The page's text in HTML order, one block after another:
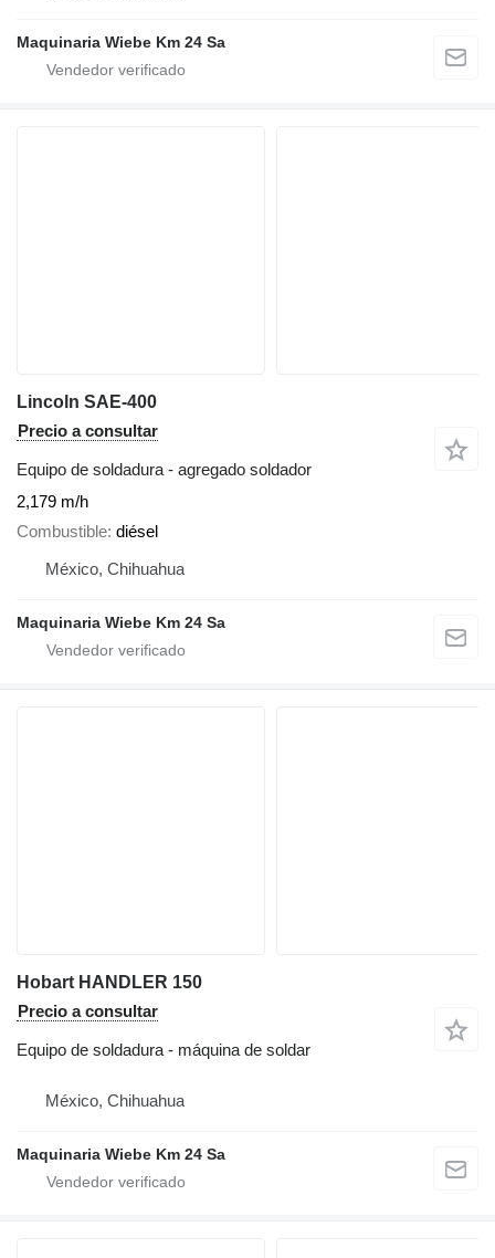
Maquinaria Wiebe Km 24 Sa
Lincoln SAE-400
Precio a consultar
Equipo de soldadura - agregado soldador
2,179 m/h
Combustible diésel
México, Chihuahua
Maquinaria Wiebe Km 24 Sa
Hobart HANDLER 150
Precio a consultar
Equipo de soldadura - máquina de soldar
México, Chihuahua
Maquinaria Wiebe Km 24 Sa